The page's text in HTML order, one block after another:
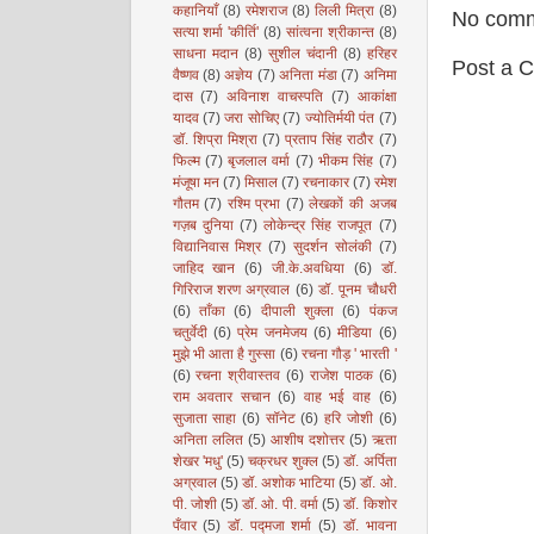
No
Post a
कहानियाँ (8) रमेशराज (8) लिली मित्रा (8)
सत्या शर्मा 'कीर्ति' (8) सांत्वना श्रीकान्त (8)
साधना मदान (8) सुशील चंदानी (8) हरिहर
वैष्णव (8) अज्ञेय (7) अनिता मंडा (7) अनिमा
दास (7) अविनाश वाचस्पति (7) आकांक्षा
यादव (7) जरा सोचिए (7) ज्योतिर्मयी पंत (7)
डॉ. शिप्रा मिश्रा (7) प्रताप सिंह राठौर (7)
फिल्म (7) बृजलाल वर्मा (7) भीकम सिंह (7)
मंजूषा मन (7) मिसाल (7) रचनाकार (7) रमेश
गौतम (7) रश्मि प्रभा (7) लेखकों की अजब
गज़ब दुनिया (7) लोकेन्द्र सिंह राजपूत (7)
विद्यानिवास मिश्र (7) सुदर्शन सोलंकी (7)
जाहिद खान (6) जी.के.अवधिया (6) डॉ.
गिरिराज शरण अग्रवाल (6) डॉ. पूनम चौधरी
(6) ताँका (6) दीपाली शुक्ला (6) पंकज
चतुर्वेदी (6) प्रेम जनमेजय (6) मीडिया (6)
मुझे भी आता है गुस्सा (6) रचना गौड़ ' भारती '
(6) रचना श्रीवास्तव (6) राजेश पाठक (6)
राम अवतार सचान (6) वाह भई वाह (6)
सुजाता साहा (6) सॉनेट (6) हरि जोशी (6)
अनिता ललित (5) आशीष दशोत्तर (5) ऋता
शेखर 'मधु' (5) चक्रधर शुक्ल (5) डॉ. अर्पिता
अग्रवाल (5) डॉ. अशोक भाटिया (5) डॉ. ओ.
पी. जोशी (5) डॉ. ओ. पी. वर्मा (5) डॉ. किशोर
पँवार (5) डॉ. पद्मजा शर्मा (5) डॉ. भावना